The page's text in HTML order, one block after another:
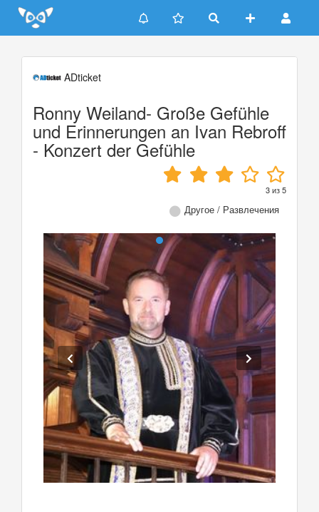
Update cookies preferences
ADticket
Ronny Weiland- Große Gefühle
und Erinnerungen an Ivan Rebroff
- Konzert der Gefühle
3из5
Другое / Развлечения